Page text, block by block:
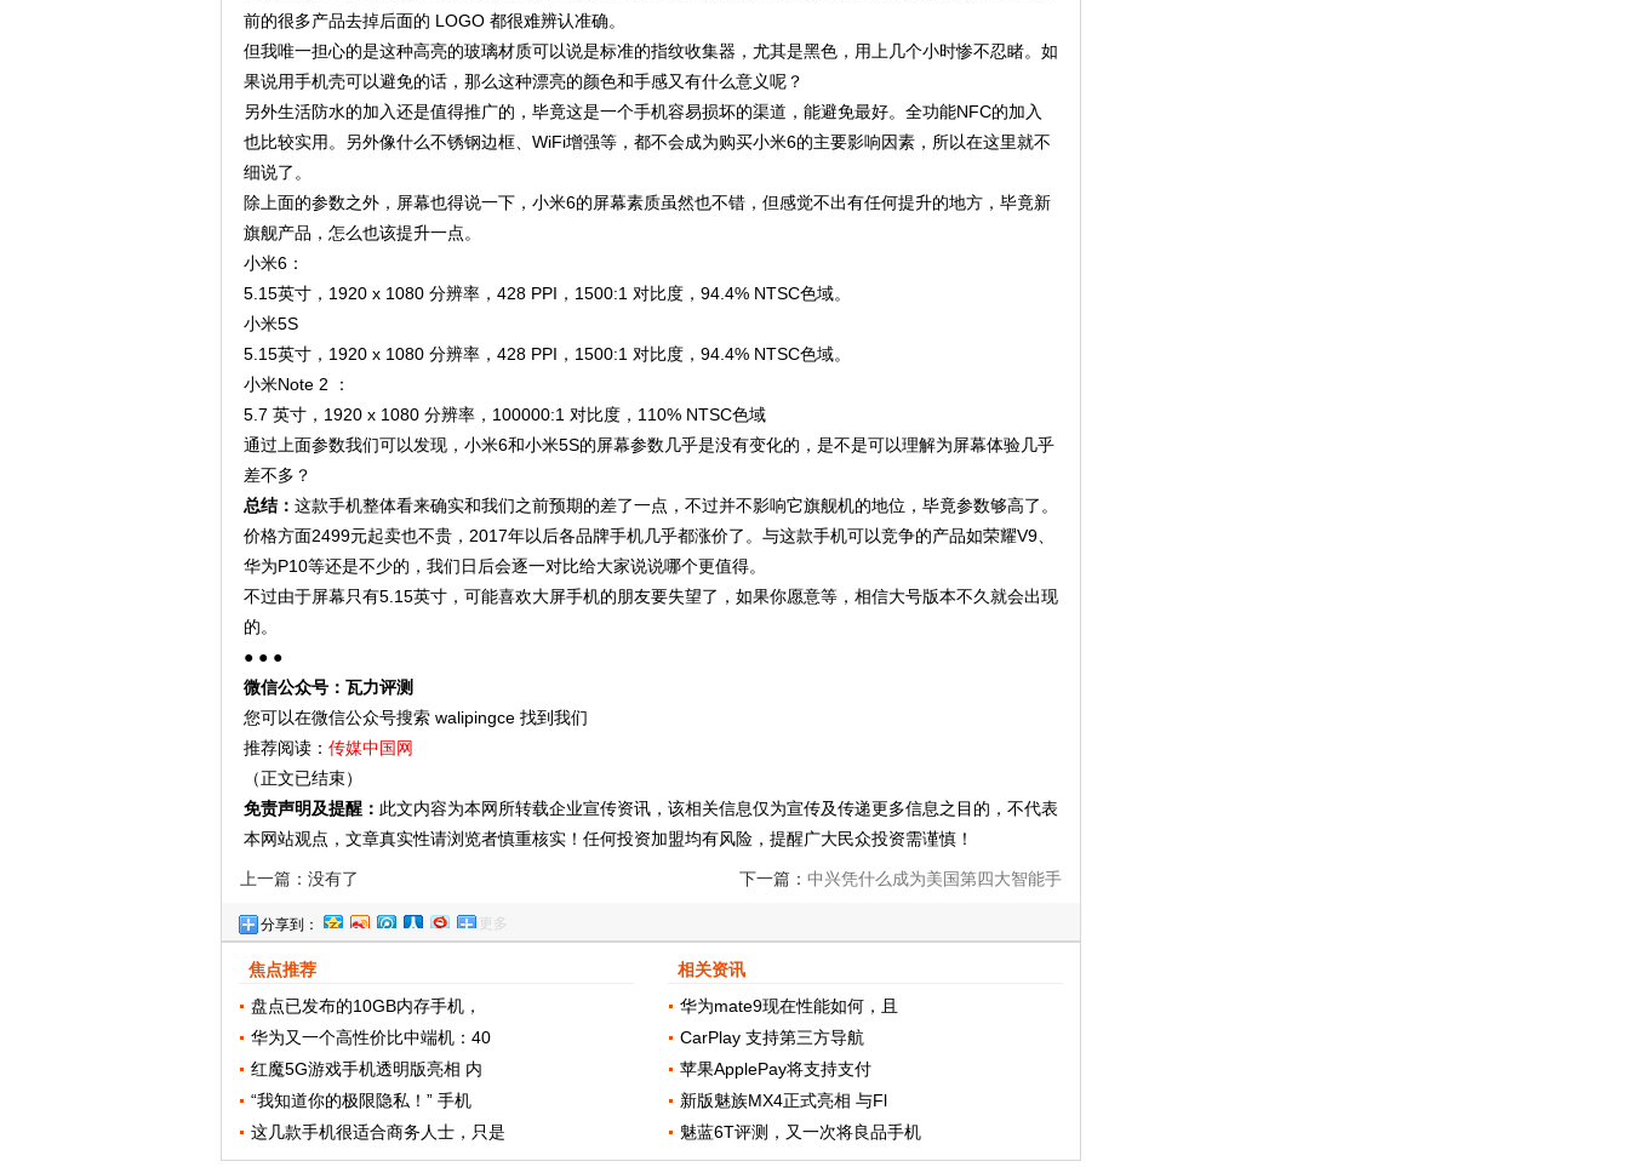
前的很多产品去掉后面的 LOGO 都很难辨认准确。
但我唯一担心的是这种高亮的玻璃材质可以说是标准的指纹收集器，尤其是黑色，用上几个小时惨不忍睹。如
果说用手机壳可以避免的话，那么这种漂亮的颜色和手感又有什么意义呢？
另外生活防水的加入还是值得推广的，毕竟这是一个手机容易损坏的渠道，能避免最好。全功能NFC的加入
也比较实用。另外像什么不锈钢边框、WiFi增强等，都不会成为购买小米6的主要影响因素，所以在这里就不
细说了。
除上面的参数之外，屏幕也得说一下，小米6的屏幕素质虽然也不错，但感觉不出有任何提升的地方，毕竟新
旗舰产品，怎么也该提升一点。
小米6：
5.15英寸，1920 x 1080 分辨率，428 PPI，1500:1 对比度，94.4% NTSC色域。
小米5S
5.15英寸，1920 x 1080 分辨率，428 PPI，1500:1 对比度，94.4% NTSC色域。
小米Note 2 ：
5.7 英寸，1920 x 1080 分辨率，100000:1 对比度，110% NTSC色域
通过上面参数我们可以发现，小米6和小米5S的屏幕参数几乎是没有变化的，是不是可以理解为屏幕体验几乎
差不多？
总结： 这款手机整体看来确实和我们之前预期的差了一点，不过并不影响它旗舰机的地位，毕竟参数够高了。
价格方面2499元起卖也不贵，2017年以后各品牌手机几乎都涨价了。与这款手机可以竞争的产品如荣耀V9、
华为P10等还是不少的，我们日后会逐一对比给大家说说哪个更值得。
不过由于屏幕只有5.15英寸，可能喜欢大屏手机的朋友要失望了，如果你愿意等，相信大号版本不久就会出现
的。
● ● ●
微信公众号：瓦力评测
您可以在微信公众号搜索 walipingce 找到我们
推荐阅读： 传媒中国网
（正文已结束）
免责声明及提醒： 此文内容为本网所转载企业宣传资讯，该相关信息仅为宣传及传递更多信息之目的，不代表
本网站观点，文章真实性请浏览者慎重核实！任何投资加盟均有风险，提醒广大民众投资需谨慎！
上一篇：没有了 下一篇： 中兴凭什么成为美国第四大智能手
分享到： 更多
焦点推荐
盘点已发布的10GB内存手机，
华为又一个高性价比中端机：40
红魔5G游戏手机透明版亮相 内
“我知道你的极限隐私！” 手机
这几款手机很适合商务人士，只是
相关资讯
华为mate9现在性能如何，且
CarPlay 支持第三方导航
苹果ApplePay将支持支付
新版魅族MX4正式亮相 与Fl
魅蓝6T评测，又一次将良品手机